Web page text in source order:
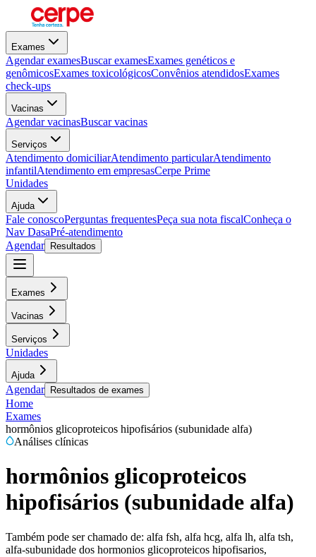
Exames
Agendar examesBuscar examesExames genéticos e
genômicosExames toxicológicosConvênios atendidosExames
check-ups
Vacinas
Agendar vacinasBuscar vacinas
Serviços
Atendimento domiciliarAtendimento particularAtendimento
infantilAtendimento em empresasCerpe Prime
Unidades
Ajuda
Fale conoscoPerguntas frequentesPeça sua nota fiscalConheça o
Nav DasaPré-atendimento
Agendar
Resultados
Exames
Vacinas
Serviços
Unidades
Ajuda
Agendar Resultados de exames
Home
Exames
hormônios glicoproteicos hipofisários (subunidade alfa)
Análises clínicas
hormônios glicoproteicos
hipofisários (subunidade alfa)
Também pode ser chamado de: alfa fsh, alfa hcg, alfa lh, alfa tsh,
alfa-subunidade dos hormonios glicoproteicos hipofisarios,